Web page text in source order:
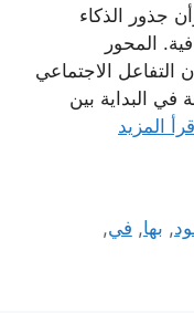
جذور الذكاء
المحور
التفاعل الاجتماعي
في البداية بين
اقرأ المزيد
, بها, في,